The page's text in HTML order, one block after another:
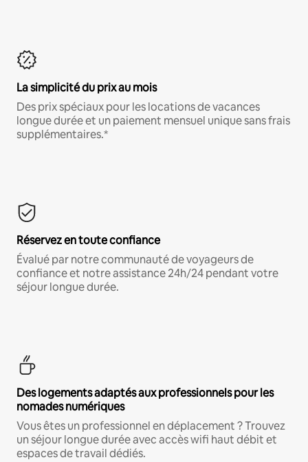
La simplicité du prix au mois
Des prix spéciaux pour les locations de vacances
longue durée et un paiement mensuel unique sans frais
supplémentaires.*
Réservez en toute confiance
Évalué par notre communauté de voyageurs de
confiance et notre assistance 24h/24 pendant votre
séjour longue durée.
Des logements adaptés aux professionnels pour les
nomades numériques
Vous êtes un professionnel en déplacement ? Trouvez
un séjour longue durée avec accès wifi haut débit et
espaces de travail dédiés.